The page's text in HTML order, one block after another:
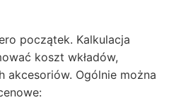
początek. Kalkulacja
koszt wkładów,
akcesoriów. Ogólnie można